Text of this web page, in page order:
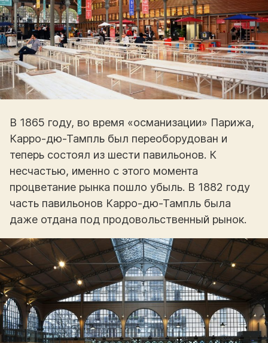
В 1865 году, во время «османизации» Парижа,
Карро-дю-Тампль был переоборудован и
теперь состоял из шести павильонов. К
несчастью, именно с этого момента
процветание рынка пошло убыль. В 1882 году
часть павильонов Карро-дю-Тампль была
даже отдана под продовольственный рынок.